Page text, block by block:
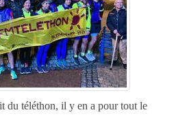
du téléthon, il y en a pour tout le